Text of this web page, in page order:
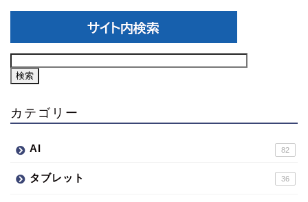
カテゴリー
AI 82
タブレット 36